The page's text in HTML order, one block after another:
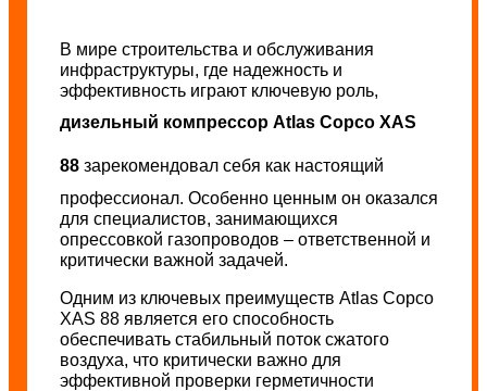
В мире строительства и обслуживания
инфраструктуры, где надежность и
эффективность играют ключевую роль,
дизельный компрессор Atlas Copco XAS
88 зарекомендовал себя как настоящий
профессионал. Особенно ценным он оказался
для специалистов, занимающихся
опрессовкой газопроводов – ответственной и
критически важной задачей.
Одним из ключевых преимуществ Atlas Copco
XAS 88 является его способность
обеспечивать стабильный поток сжатого
воздуха, что критически важно для
эффективной проверки герметичности